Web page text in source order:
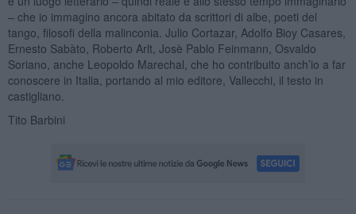
– che io immagino ancora abitato da scrittori di albe, poeti del
tango, filosofi della malinconia. Julio Cortazar, Adolfo Bioy Casares,
Ernesto Sabàto, Roberto Arlt, Josè Pablo Feinmann, Osvaldo
Soriano, anche Leopoldo Marechal, che ho contribuito anch’io a far
conoscere in Italia, portando al mio editore, Vallecchi, il testo in
castigliano.
Tito Barbini